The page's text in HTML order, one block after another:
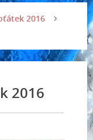
2016
2016